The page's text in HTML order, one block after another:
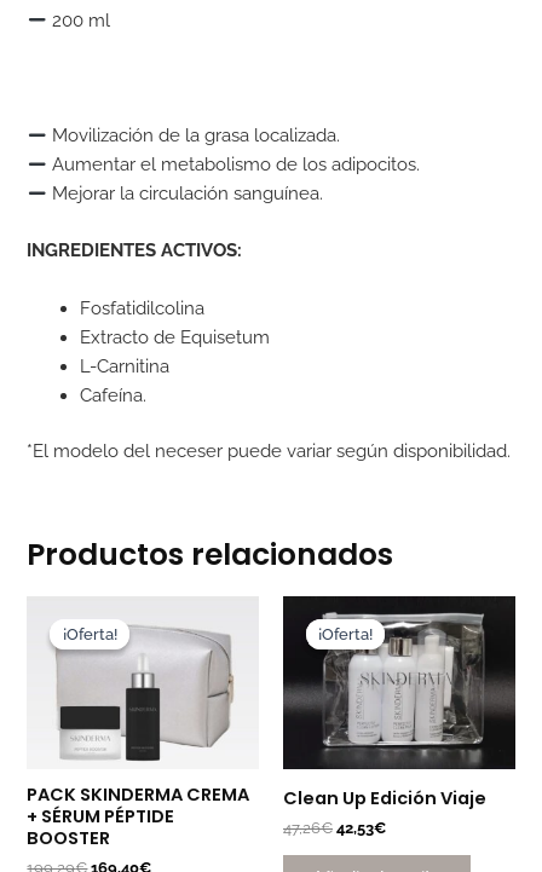
200 ml
Movilización de la grasa localizada.
Aumentar el metabolismo de los adipocitos.
Mejorar la circulación sanguínea.
INGREDIENTES ACTIVOS:
Fosfatidilcolina
Extracto de Equisetum
L-Carnitina
Cafeína.
*El modelo del neceser puede variar según disponibilidad.
Productos relacionados
¡Oferta!
¡Oferta!
PACK SKINDERMA CREMA
+ SÉRUM PÉPTIDE
BOOSTER
199,29€
precio
original
199,29€.
169,40€
precio
actual
169,40€.
¡Oferta!
¡Oferta!
Clean Up Edición Viaje
47,26€
precio
original
era:
47,26€.
42,53€
precio
actual
es:
42,53€.